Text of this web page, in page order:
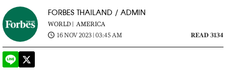
FORBES THAILAND / ADMIN
WORLD | AMERICA
16 NOV 2023 | 03:45 AM
READ 3134